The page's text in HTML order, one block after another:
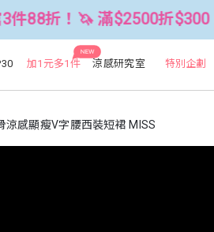
滿$2500折$300 (可累折）
NEW
加1元多1件 涼感研究室 特別企劃
涼感顯瘦V字腰西裝短裙 MISS